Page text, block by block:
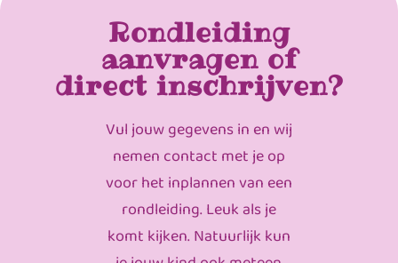
Rondleiding
aanvragen of
direct inschrijven?
Vul jouw gegevens in en wij
nemen contact met je op
voor het inplannen van een
rondleiding. Leuk als je
komt kijken. Natuurlijk kun